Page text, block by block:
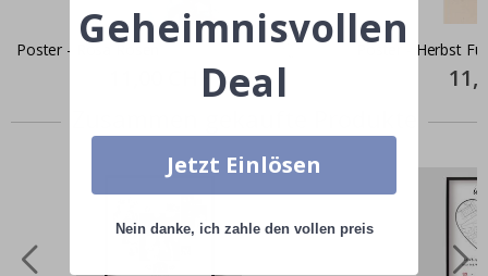
Poster - Rosa Rosen
11,00 CHF
Poster - Herbst
Price
Geheimnisvollen
Deal
Jetzt Einlösen
Nein danke, ich zahle den vollen preis